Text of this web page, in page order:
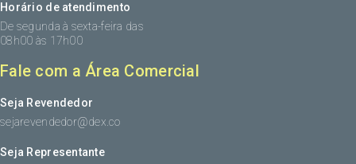
Horário de atendimento
De segunda à sexta-feira das
08h00 às 17h00
Fale com a Área Comercial
Seja Revendedor
sejarevendedor@dex.co
Seja Representante